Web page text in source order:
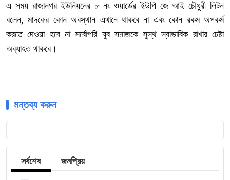
এ সময় রাজানগর ইউনিয়নের ৮ নং ওয়ার্ডের ইউপি জে আই চৌধুরী লিটন
বলেন, মাদকের কোন অবস্থান এখানে থাকবে না এবং কোন রকম অপকর্ম
করতে দেওয়া হবে না সর্বোপরি যুব সমাজকে সুস্থ স্বাভাবিক রাখার চেষ্টা
অব্যাহত থাকবে।
মন্তব্য করুন
সর্বশেষ জনপ্রিয়